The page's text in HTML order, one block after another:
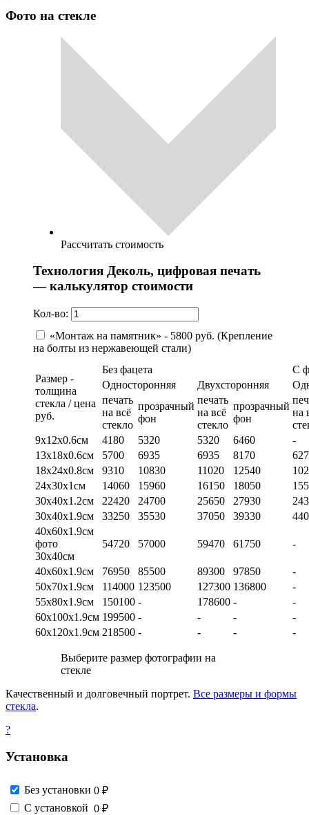
Фото на стекле
Рассчитать стоимость
Технология Деколь, цифровая печать
— калькулятор стоимости
Кол-во:
«Монтаж на памятник» - 5800 руб. (Крепление
на болты из нержавеющей стали)
Размер -
толщина
стекла / цена
руб.
Без фацета
С
Односторонняя
Двухсторонняя
печать
на всё
стекло
прозрачный
фон
печать
на всё
стекло
прозрачный
фон
на
9х12х0.6см
4180 5320 5320 6460
-
13х18х0.6см
5700 6935 6935 8170
18х24х0.8см
9310 10830 11020 12540
24х30х1см
14060 15960 16150 18050
30х40х1.2см
22420 24700 25650 27930
30х40х1.9см
33250 35530 37050 39330
40х60х1.9см
фото
30х40см
54720 57000 59470 61750 -
40х60х1.9см 76950 85500 89300 97850
-
50х70х1.9см
114000 123500 127300 136800
-
55х80х1.9см
150100 - 178600 -
-
60х100х1.9см 199500 - - -
-
60х120х1.9см 218500 - - - -
Выберите размер фотографии на
стекле
Качественный и долговечный портрет. Все размеры и формы
стекла.
?
Установка
Без установки 0 ₽
С установкой 0 ₽